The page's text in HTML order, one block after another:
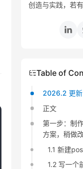
创造与实践，若
Table of
2026.2 更新
正文
第一步：制
方案，稍做改
1.1 新建
1.2 写一个